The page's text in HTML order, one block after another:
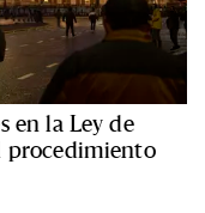
en la Ley de
procedimiento